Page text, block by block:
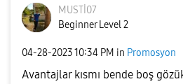
MUSTİ07
Beginner Level 2
‎04-28-202310:34 PM in Promosyon
Avantajlar kısmı bende boş